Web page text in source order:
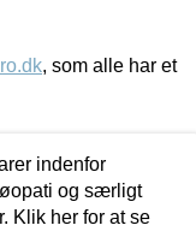
, som alle har et
indenfor
og særligt
Klik her for at se